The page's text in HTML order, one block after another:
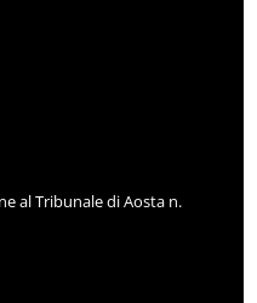
al Tribunale di Aosta n.